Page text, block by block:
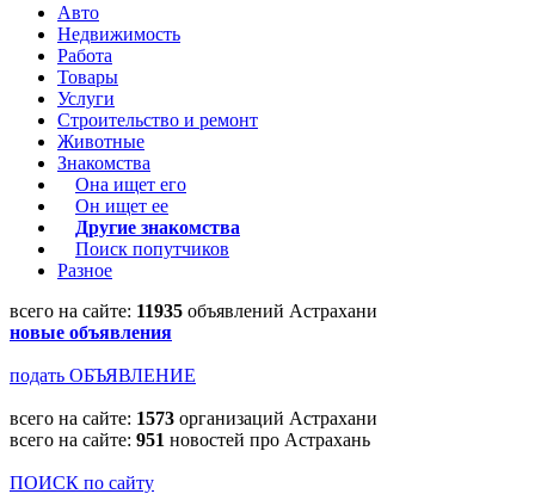
Авто
Недвижимость
Работа
Товары
Услуги
Строительство и ремонт
Животные
Знакомства
Она ищет его
Он ищет ее
Другие знакомства
Поиск попутчиков
Разное
всего на сайте: 11935 объявлений Астрахани
новые объявления
подать ОБЪЯВЛЕНИЕ
всего на сайте: 1573 организаций Астрахани
всего на сайте: 951 новостей про Астрахань
ПОИСК по сайту